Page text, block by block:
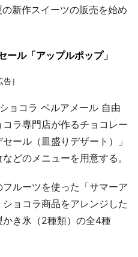
新作スイーツの販売を始め
ール「アップルポップ」
告］
ョコラ ベルアメール 自由
ラ専門店が作るチョコレー
ール（皿盛りデザート）」
どのメニューを用意する。
ルーツを使った「サマーア
ョコラ商品をアレンジした
き氷（2種類）の全4種